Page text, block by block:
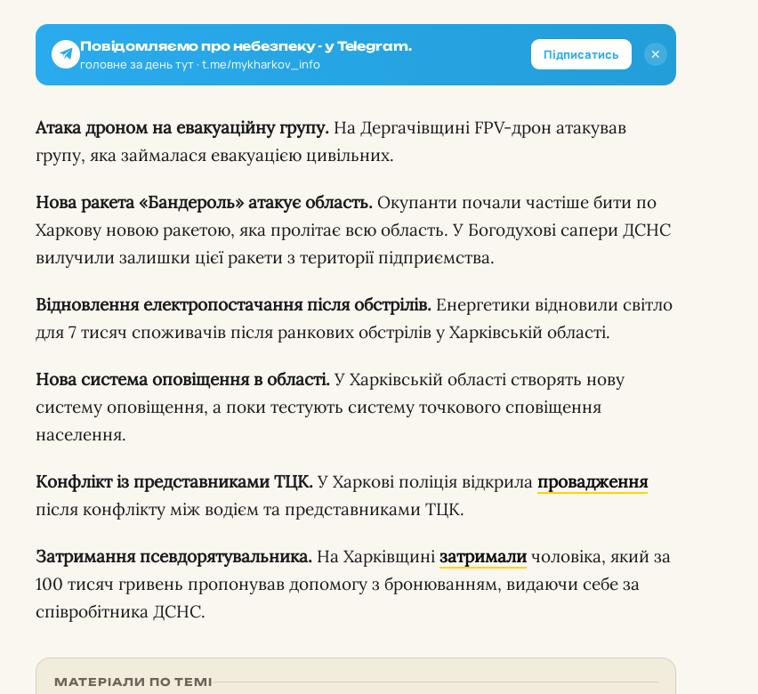
✕
Повідомляємо про небезпеку - у Telegram.
головне за день тут · t.me/mykharkov_info
Підписатись
Атака дроном на евакуаційну групу. На Дергачівщині FPV-дрон атакував
групу, яка займалася евакуацією цивільних.
Нова ракета «Бандероль» атакує область. Окупанти почали частіше бити по
Харкову новою ракетою, яка пролітає всю область. У Богодухові сапери ДСНС
вилучили залишки цієї ракети з території підприємства.
Відновлення електропостачання після обстрілів. Енергетики відновили світло
для 7 тисяч споживачів після ранкових обстрілів у Харківській області.
Нова система оповіщення в області. У Харківській області створять нову
систему оповіщення, а поки тестують систему точкового сповіщення
населення.
Конфлікт із представниками ТЦК. У Харкові поліція відкрила провадження
після конфлікту між водієм та представниками ТЦК.
Затримання псевдорятувальника. На Харківщині затримали чоловіка, який за
100 тисяч гривень пропонував допомогу з бронюванням, видаючи себе за
співробітника ДСНС.
МАТЕРІАЛИ ПО ТЕМІ